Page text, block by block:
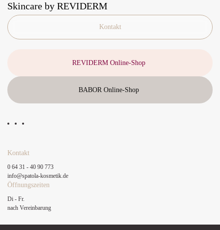
Skincare by REVIDERM
Kontakt
REVIDERM Online-Shop
BABOR Online-Shop
Kontakt
0 64 31 - 40 90 773
info@spatola-kosmetik.de
Öffnungszeiten
Di - Fr.
nach Vereinbarung